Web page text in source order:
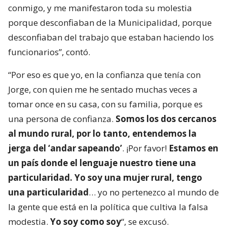
conmigo, y me manifestaron toda su molestia
porque desconfiaban de la Municipalidad, porque
desconfiaban del trabajo que estaban haciendo los
funcionarios”, contó.
“Por eso es que yo, en la confianza que tenía con
Jorge, con quien me he sentado muchas veces a
tomar once en su casa, con su familia, porque es
una persona de confianza. Somos los dos cercanos
al mundo rural, por lo tanto, entendemos la
jerga del ‘andar sapeando’. ¡Por favor! Estamos en
un país donde el lenguaje nuestro tiene una
particularidad. Yo soy una mujer rural, tengo
una particularidad… yo no pertenezco al mundo de
la gente que está en la política que cultiva la falsa
modestia. Yo soy como soy“, se excusó.